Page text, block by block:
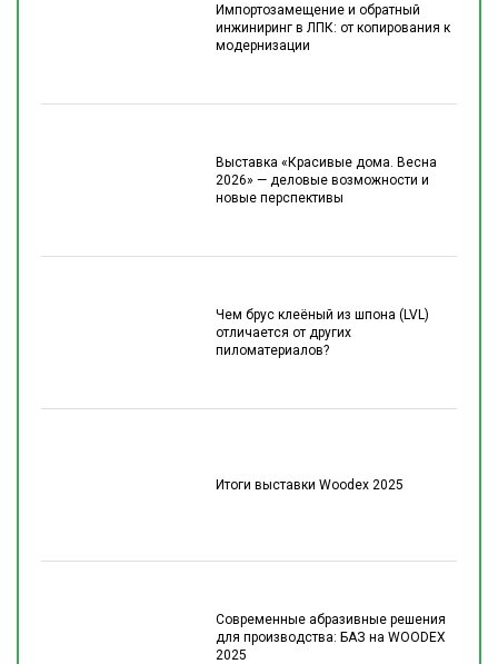
Импортозамещение и обратный
инжиниринг в ЛПК: от копирования к
модернизации
Выставка «Красивые дома. Весна
2026» — деловые возможности и
новые перспективы
Чем брус клеёный из шпона (LVL)
отличается от других
пиломатериалов?
Итоги выставки Woodex 2025
Современные абразивные решения
для производства: БАЗ на WOODEX
2025